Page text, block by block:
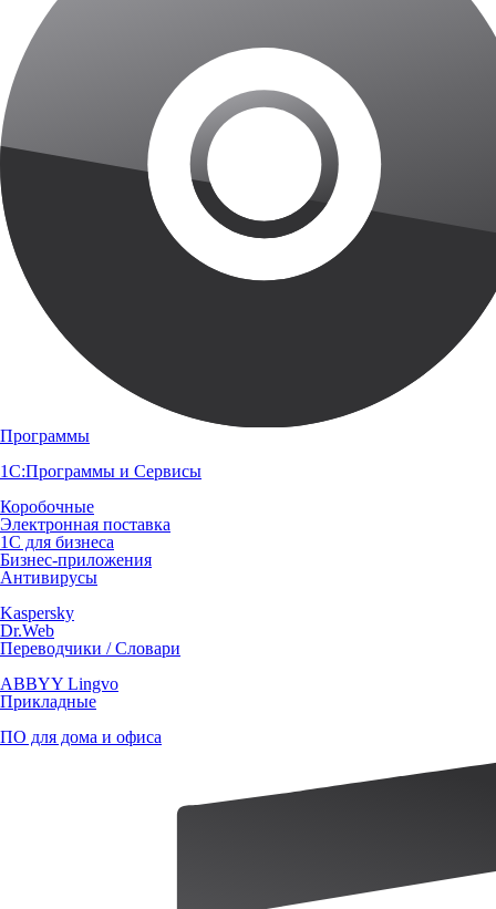
Программы
1С:Программы и Сервисы
Коробочные
Электронная поставка
1С для бизнеса
Бизнес-приложения
Антивирусы
Kaspersky
Dr.Web
Переводчики / Словари
ABBYY Lingvo
Прикладные
ПО для дома и офиса